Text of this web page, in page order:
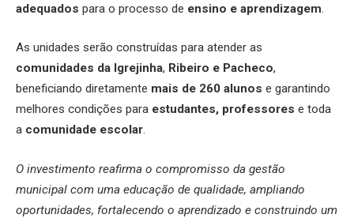
adequados para o processo de ensino e aprendizagem.
As unidades serão construídas para atender as
comunidades da Igrejinha, Ribeiro e Pacheco,
beneficiando diretamente mais de 260 alunos e garantindo
melhores condições para estudantes, professores e toda
a comunidade escolar.
O investimento reafirma o compromisso da gestão
municipal com uma educação de qualidade, ampliando
oportunidades, fortalecendo o aprendizado e construindo um